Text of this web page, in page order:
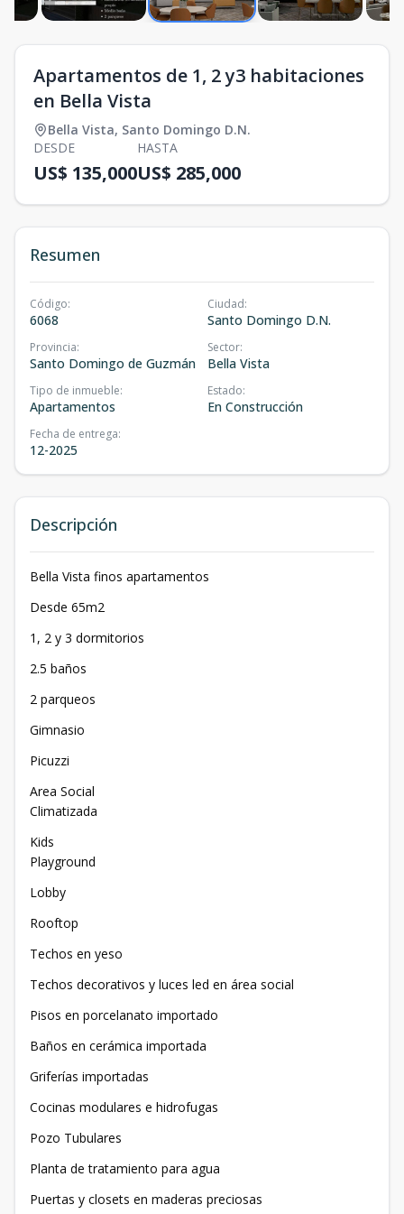
Apartamentos de 1, 2 y3 habitaciones
en Bella Vista
Bella Vista, Santo Domingo D.N.
DESDE
US$ 135,000
HASTA
US$ 285,000
Resumen
Código:
6068
Ciudad:
Santo Domingo D.N.
Provincia:
Santo Domingo de Guzmán
Sector:
Bella Vista
Tipo de inmueble:
Apartamentos
Estado:
En Construcción
Fecha de entrega:
12-2025
Descripción
Bella Vista finos apartamentos
Desde 65m2
1, 2 y 3 dormitorios
2.5 baños
2 parqueos
Gimnasio
Picuzzi
Area Social
Climatizada
Kids
Playground
Lobby
Rooftop
Techos en yeso
Techos decorativos y luces led en área social
Pisos en porcelanato importado
Baños en cerámica importada
Griferías importadas
Cocinas modulares e hidrofugas
Pozo Tubulares
Planta de tratamiento para agua
Puertas y closets en maderas preciosas